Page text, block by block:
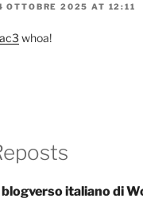
OTTOBRE 2025 AT 12:11
whoa!
blogverso italiano di